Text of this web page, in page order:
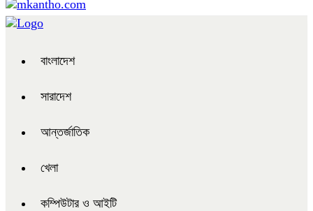
বাংলাদেশ
সারাদেশ
আন্তর্জাতিক
খেলা
কম্পিউটার ও আইটি